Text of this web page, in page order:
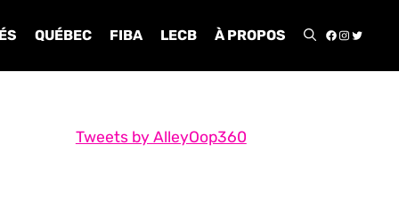
QUÉBEC FIBA LECB À PROPOS
Tweets by AlleyOop360